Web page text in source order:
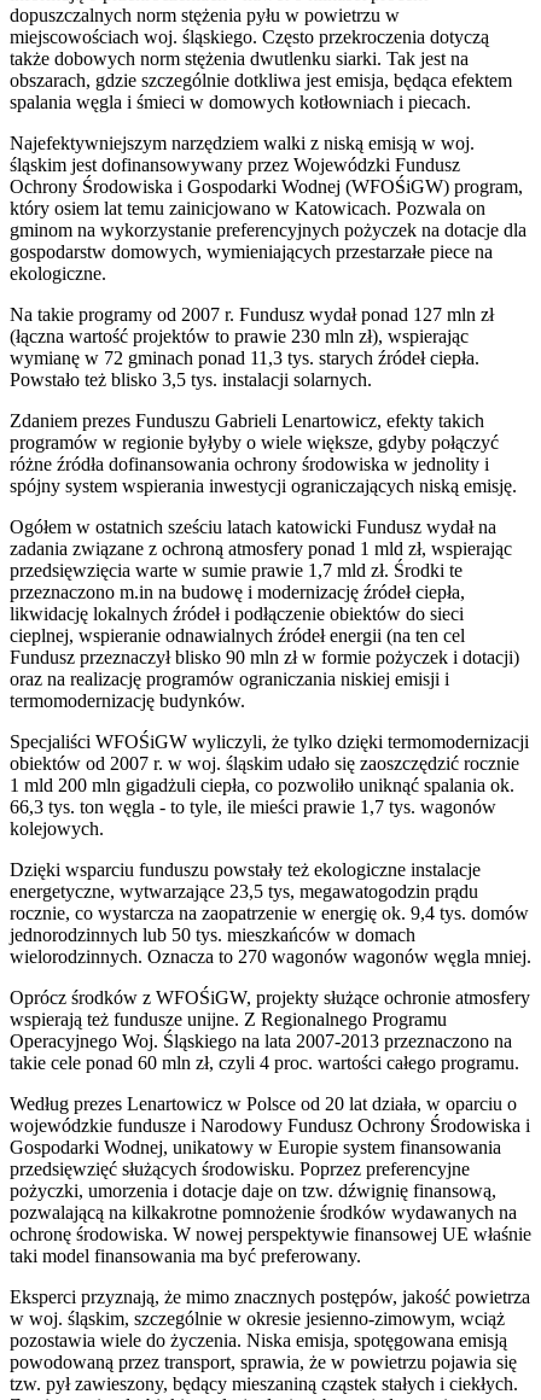
dopuszczalnych norm stężenia pyłu w powietrzu w
miejscowościach woj. śląskiego. Często przekroczenia dotyczą
także dobowych norm stężenia dwutlenku siarki. Tak jest na
obszarach, gdzie szczególnie dotkliwa jest emisja, będąca efektem
spalania węgla i śmieci w domowych kotłowniach i piecach.
Najefektywniejszym narzędziem walki z niską emisją w woj.
śląskim jest dofinansowywany przez Wojewódzki Fundusz
Ochrony Środowiska i Gospodarki Wodnej (WFOŚiGW) program,
który osiem lat temu zainicjowano w Katowicach. Pozwala on
gminom na wykorzystanie preferencyjnych pożyczek na dotacje dla
gospodarstw domowych, wymieniających przestarzałe piece na
ekologiczne.
Na takie programy od 2007 r. Fundusz wydał ponad 127 mln zł
(łączna wartość projektów to prawie 230 mln zł), wspierając
wymianę w 72 gminach ponad 11,3 tys. starych źródeł ciepła.
Powstało też blisko 3,5 tys. instalacji solarnych.
Zdaniem prezes Funduszu Gabrieli Lenartowicz, efekty takich
programów w regionie byłyby o wiele większe, gdyby połączyć
różne źródła dofinansowania ochrony środowiska w jednolity i
spójny system wspierania inwestycji ograniczających niską emisję.
Ogółem w ostatnich sześciu latach katowicki Fundusz wydał na
zadania związane z ochroną atmosfery ponad 1 mld zł, wspierając
przedsięwzięcia warte w sumie prawie 1,7 mld zł. Środki te
przeznaczono m.in na budowę i modernizację źródeł ciepła,
likwidację lokalnych źródeł i podłączenie obiektów do sieci
cieplnej, wspieranie odnawialnych źródeł energii (na ten cel
Fundusz przeznaczył blisko 90 mln zł w formie pożyczek i dotacji)
oraz na realizację programów ograniczania niskiej emisji i
termomodernizację budynków.
Specjaliści WFOŚiGW wyliczyli, że tylko dzięki termomodernizacji
obiektów od 2007 r. w woj. śląskim udało się zaoszczędzić rocznie
1 mld 200 mln gigadżuli ciepła, co pozwoliło uniknąć spalania ok.
66,3 tys. ton węgla - to tyle, ile mieści prawie 1,7 tys. wagonów
kolejowych.
Dzięki wsparciu funduszu powstały też ekologiczne instalacje
energetyczne, wytwarzające 23,5 tys, megawatogodzin prądu
rocznie, co wystarcza na zaopatrzenie w energię ok. 9,4 tys. domów
jednorodzinnych lub 50 tys. mieszkańców w domach
wielorodzinnych. Oznacza to 270 wagonów wagonów węgla mniej.
Oprócz środków z WFOŚiGW, projekty służące ochronie atmosfery
wspierają też fundusze unijne. Z Regionalnego Programu
Operacyjnego Woj. Śląskiego na lata 2007-2013 przeznaczono na
takie cele ponad 60 mln zł, czyli 4 proc. wartości całego programu.
Według prezes Lenartowicz w Polsce od 20 lat działa, w oparciu o
wojewódzkie fundusze i Narodowy Fundusz Ochrony Środowiska i
Gospodarki Wodnej, unikatowy w Europie system finansowania
przedsięwzięć służących środowisku. Poprzez preferencyjne
pożyczki, umorzenia i dotacje daje on tzw. dźwignię finansową,
pozwalającą na kilkakrotne pomnożenie środków wydawanych na
ochronę środowiska. W nowej perspektywie finansowej UE właśnie
taki model finansowania ma być preferowany.
Eksperci przyznają, że mimo znacznych postępów, jakość powietrza
w woj. śląskim, szczególnie w okresie jesienno-zimowym, wciąż
pozostawia wiele do życzenia. Niska emisja, spotęgowana emisją
powodowaną przez transport, sprawia, że w powietrzu pojawia się
tzw. pył zawieszony, będący mieszaniną cząstek stałych i ciekłych.